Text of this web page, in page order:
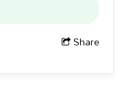
Share